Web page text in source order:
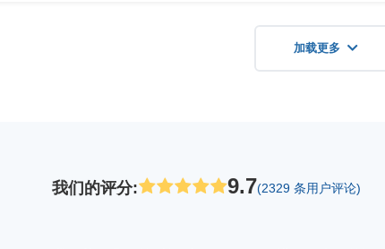
加载更多
我们的评分: 9.7(2329 条用户评论)